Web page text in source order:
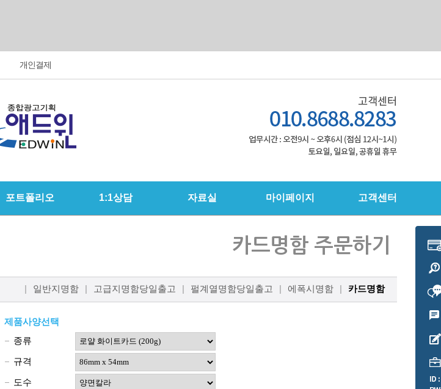
개인결제
포트폴리오 1:1상담 자료실 마이페이지 고객센터
일반지명함 고급지명함당일출고 펄계열명함당일출고 에폭시명함 카드명함
제품사양선택
종류
규격
도수